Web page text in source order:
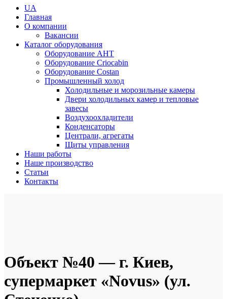
UA
Главная
О компании
Вакансии
Каталог оборудования
Оборудование AHT
Оборудование Criocabin
Оборудование Costan
Промышленный холод
Холодильные и морозильные камеры
Двери холодильных камер и тепловые
завесы
Воздухоохладители
Конденсаторы
Централи, агрегаты
Щиты управления
Наши работы
Наше производство
Статьи
Контакты
Объект №40 — г. Киев,
супермаркет «Novus» (ул.